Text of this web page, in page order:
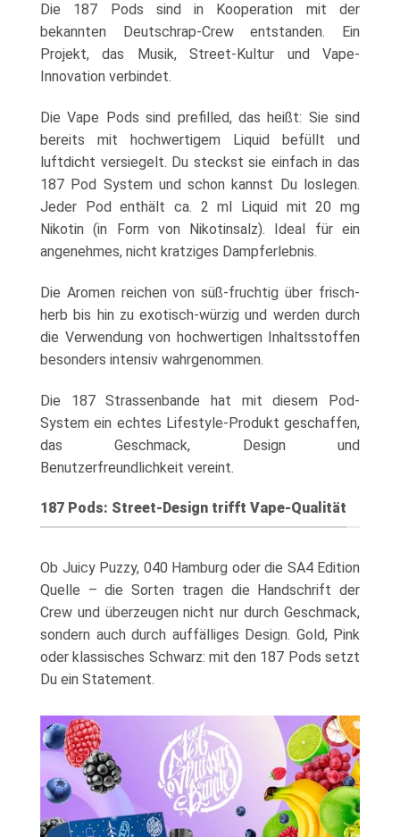
Die 187 Pods sind in Kooperation mit der
bekannten Deutschrap-Crew entstanden. Ein
Projekt, das Musik, Street-Kultur und Vape-
Innovation verbindet.
Die Vape Pods sind prefilled, das heißt: Sie sind
bereits mit hochwertigem Liquid befüllt und
luftdicht versiegelt. Du steckst sie einfach in das
187 Pod System und schon kannst Du loslegen.
Jeder Pod enthält ca. 2 ml Liquid mit 20 mg
Nikotin (in Form von Nikotinsalz). Ideal für ein
angenehmes, nicht kratziges Dampferlebnis.
Die Aromen reichen von süß-fruchtig über frisch-
herb bis hin zu exotisch-würzig und werden durch
die Verwendung von hochwertigen Inhaltsstoffen
besonders intensiv wahrgenommen.
Die 187 Strassenbande hat mit diesem Pod-
System ein echtes Lifestyle-Produkt geschaffen,
das Geschmack, Design und
Benutzerfreundlichkeit vereint.
187 Pods: Street-Design trifft Vape-Qualität
Ob Juicy Puzzy, 040 Hamburg oder die SA4 Edition
Quelle – die Sorten tragen die Handschrift der
Crew und überzeugen nicht nur durch Geschmack,
sondern auch durch auffälliges Design. Gold, Pink
oder klassisches Schwarz: mit den 187 Pods setzt
Du ein Statement.